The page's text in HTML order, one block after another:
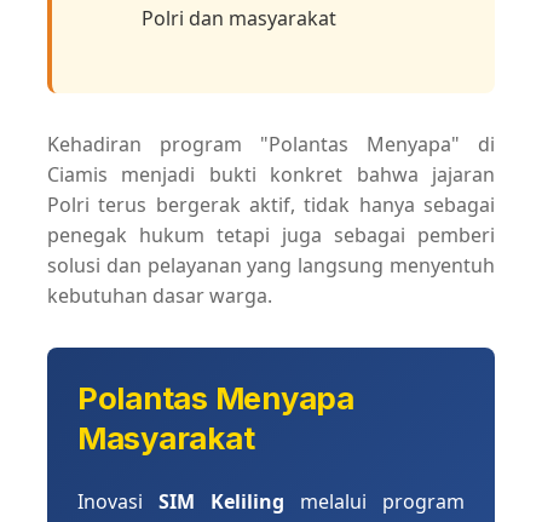
Polri dan masyarakat
Kehadiran program "Polantas Menyapa" di
Ciamis menjadi bukti konkret bahwa jajaran
Polri terus bergerak aktif, tidak hanya sebagai
penegak hukum tetapi juga sebagai pemberi
solusi dan pelayanan yang langsung menyentuh
kebutuhan dasar warga.
Polantas Menyapa
Masyarakat
Inovasi SIM Keliling melalui program